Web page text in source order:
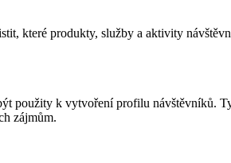
které produkty, služby a aktivity
použity k vytvoření profilu návštěvníků.
zájmům.